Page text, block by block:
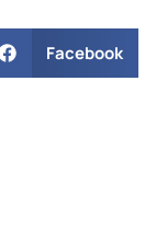
Facebook